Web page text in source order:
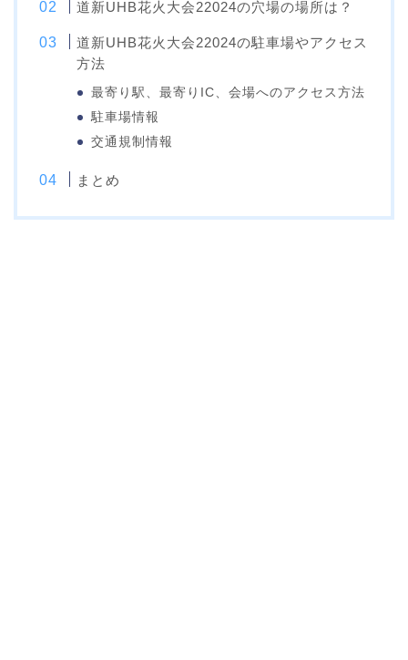
道新UHB花火大会22024の穴場の場所は？
道新UHB花火大会22024の駐車場やアクセス
方法
最寄り駅、最寄りIC、会場へのアクセス方法
駐車場情報
交通規制情報
まとめ